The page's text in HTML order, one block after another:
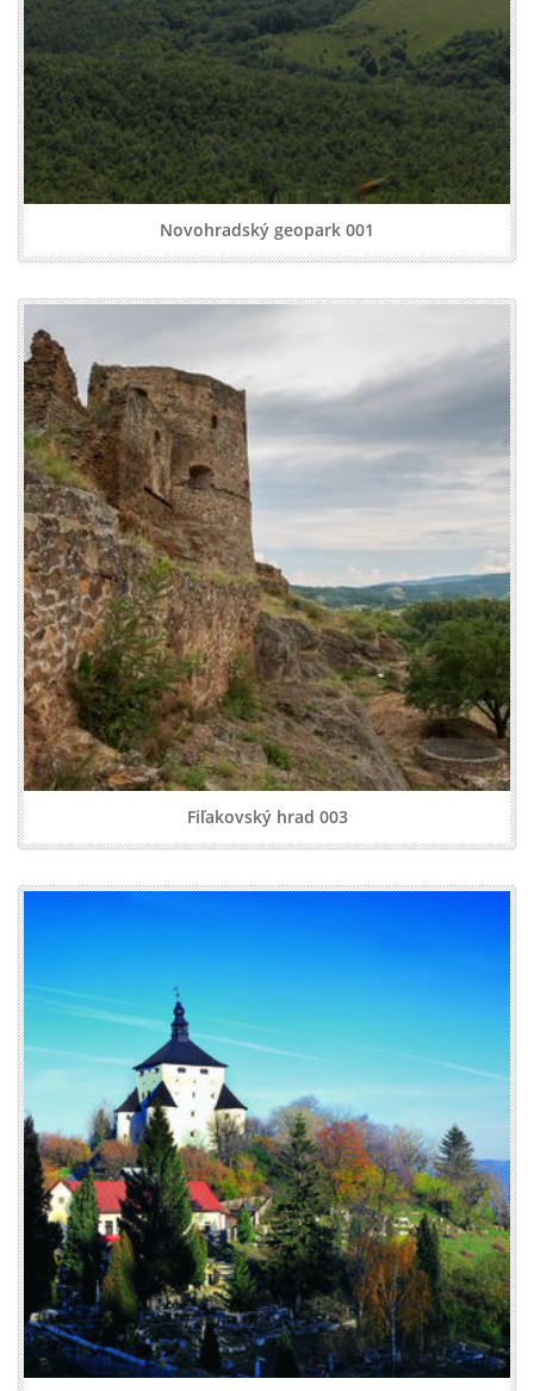
Novohradský geopark 001
Fiľakovský hrad 003